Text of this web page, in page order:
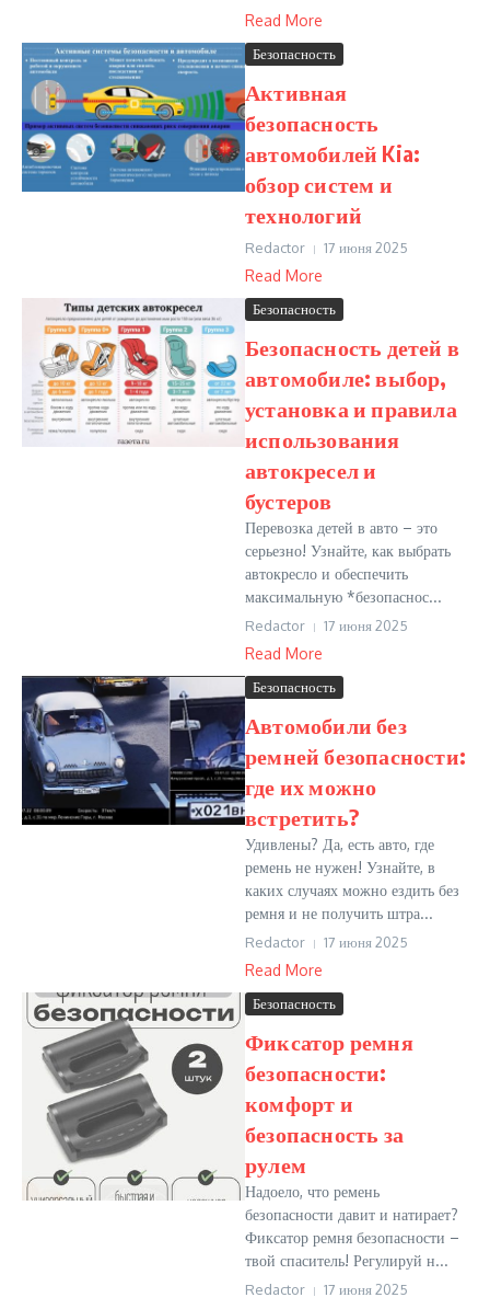
Read More
Безопасность
Активная
безопасность
автомобилей Kia:
обзор систем и
технологий
Redactor 17 июня 2025
Read More
Безопасность
Безопасность детей в
автомобиле: выбор,
установка и правила
использования
автокресел и
бустеров
Перевозка детей в авто – это
серьезно! Узнайте, как выбрать
автокресло и обеспечить
максимальную *безопаснос...
Redactor 17 июня 2025
Read More
Безопасность
Автомобили без
ремней безопасности:
где их можно
встретить?
Удивлены? Да, есть авто, где
ремень не нужен! Узнайте, в
каких случаях можно ездить без
ремня и не получить штра...
Redactor 17 июня 2025
Read More
Безопасность
Фиксатор ремня
безопасности:
комфорт и
безопасность за
рулем
Надоело, что ремень
безопасности давит и натирает?
Фиксатор ремня безопасности –
твой спаситель! Регулируй н...
Redactor 17 июня 2025